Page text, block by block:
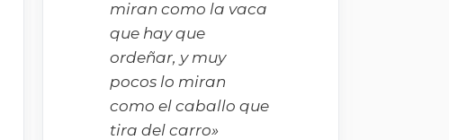
miran como la vaca
que hay que
ordeñar, y muy
pocos lo miran
como el caballo que
tira del carro»